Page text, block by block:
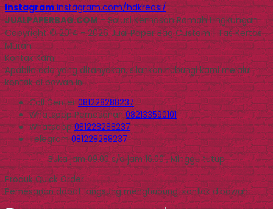
Instagram instagram.com/hdkreasi/
JUALPAPERBAG.COM- Solusi Kemasan Ramah Lingkungan
Copyright © 2014 - 2026 Jual Paper Bag Custom | Tas Kertas
Murah
Kontak Kami
Apabila ada yang ditanyakan, silahkan hubungi kami melalui
kontak di bawah ini.
Call Center081228288237
WhatsappPemesanan 082133590101
Whatsapp081228288237
Telegram081228288237
Buka jam 09.00 s/d jam 16.00 , Minggu tutup
Produk Quick Order
Pemesanan dapat langsung menghubungi kontak dibawah: